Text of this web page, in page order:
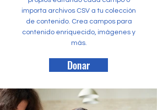
importa archivos CSV a tu colección
de contenido. Crea campos para
contenido enriquecido, imágenes y
más.
Donar